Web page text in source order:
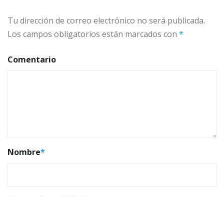
Tu dirección de correo electrónico no será publicada.
Los campos obligatorios están marcados con *
Comentario
Nombre*